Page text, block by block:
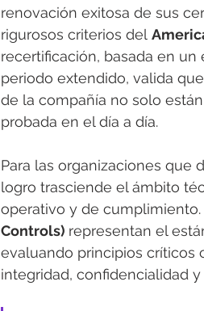
renovación exitosa de sus
rigurosos criterios del
recertificación, basada en
periodo extendido, valida
de la compañía no solo
probada en el día a día.
Para las organizaciones que
logro trasciende el ámbito
operativo y de
Controls) representan el
evaluando principios críticos
integridad, confidencialidad y